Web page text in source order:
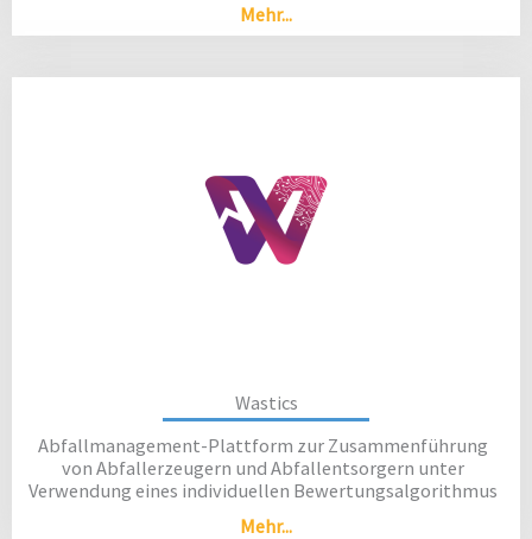
Mehr...
Wastics
Abfallmanagement-Plattform zur Zusammenführung
von Abfallerzeugern und Abfallentsorgern unter
Verwendung eines individuellen Bewertungsalgorithmus
Mehr...